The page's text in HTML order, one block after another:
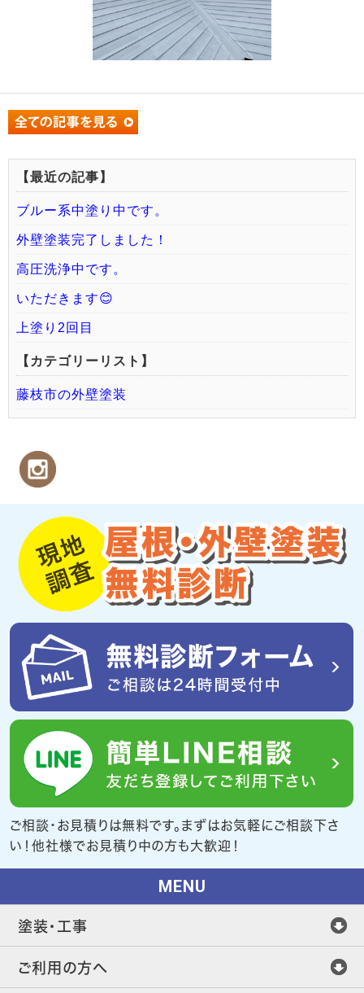
【最近の記事】
ブルー系中塗り中です。
外壁塗装完了しました！
高圧洗浄中です。
いただきます😊
上塗り2回目
【カテゴリーリスト】
藤枝市の外壁塗装
ご相談・お見積りは無料です。まずはお気軽にご相談下さ
い！他社様でお見積り中の方も大歓迎！
MENU
塗装・工事
ご利用の方へ